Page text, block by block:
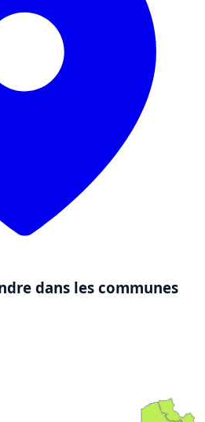
dans les communes